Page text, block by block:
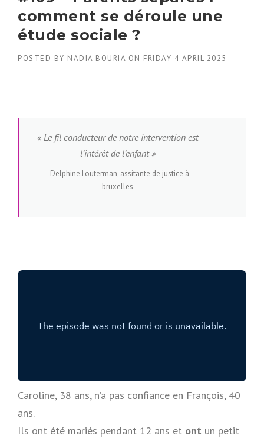
comment se déroule une
étude sociale ?
POSTED BY NADIA BOURIA ON FRIDAY 4 APRIL 2025
« Le fil conducteur de notre intervention est
l’intérêt de l’enfant »
Delphine Louterman, assitante de justice à
bruxelles
Caroline, 38 ans, n’a pas confiance en François, 40
ans.
Ils ont été mariés pendant 12 ans et ont un petit